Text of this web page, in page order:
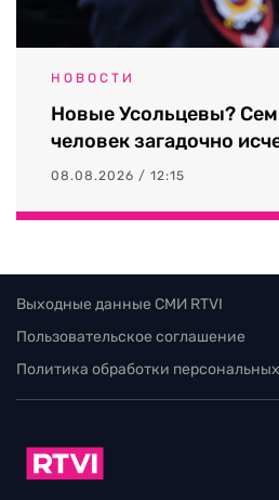
НОВОСТИ
Новые Усольцевы?
человек загадочно
08.08.2026 / 12:15
Выходные данные СМИ RTVI
Пользовательское соглашение
Политика обработки